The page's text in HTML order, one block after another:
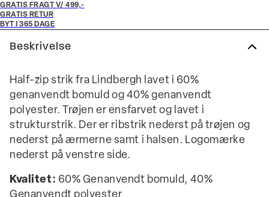
GRATIS FRAGT V/ 499,-
GRATIS RETUR
BYT I 365 DAGE
Beskrivelse
Half-zip strik fra Lindbergh lavet i 60%
genanvendt bomuld og 40% genanvendt
polyester. Trøjen er ensfarvet og lavet i
strukturstrik. Der er ribstrik nederst på trøjen og
nederst på ærmerne samt i halsen. Logomærke
nederst på venstre side.
Kvalitet: 60% Genanvendt bomuld, 40%